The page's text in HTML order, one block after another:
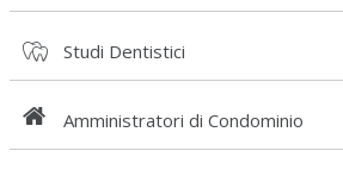
Studi Dentistici
Amministratori di Condominio